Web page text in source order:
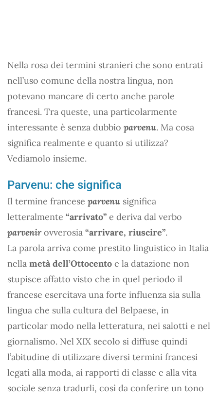
Nella rosa dei termini stranieri che sono entrati
nell’uso comune della nostra lingua, non
potevano mancare di certo anche parole
francesi. Tra queste, una particolarmente
interessante è senza dubbio parvenu. Ma cosa
significa realmente e quanto si utilizza?
Vediamolo insieme.
Parvenu: che significa
Il termine francese parvenu significa
letteralmente “arrivato” e deriva dal verbo
parvenirovverosia “arrivare, riuscire”.
La parola arriva come prestito linguistico in Italia
nella metà dell’Ottocento e la datazione non
stupisce affatto visto che in quel periodo il
francese esercitava una forte influenza sia sulla
lingua che sulla cultura del Belpaese, in
particolar modo nella letteratura, nei salotti e nel
giornalismo. Nel XIX secolo si diffuse quindi
l’abitudine di utilizzare diversi termini francesi
legati alla moda, ai rapporti di classe e alla vita
sociale senza tradurli, così da conferire un tono